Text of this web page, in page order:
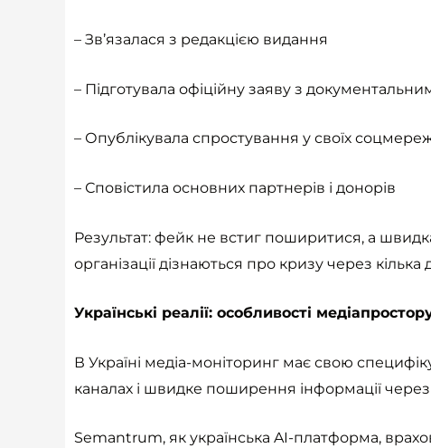
– Зв’язалася з редакцією видання
– Підготувала офіційну заяву з
– Опублікувала спростування у своїх
– Сповістила основних партнерів і донорів
Результат: фейк не встиг поширитися, а
організації дізнаються про кризу через
Українські реалії: особливості
В Україні медіа-моніторинг має свою
каналах і швидке поширення інформації
Semantrum, як українська AI-платформа,